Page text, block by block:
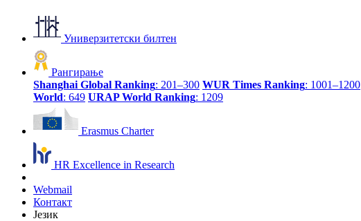
Универзитетски билтен
Рангирање
Shanghai Global Ranking: 201–300 WUR Times Ranking: 1001–1200
World: 649 URAP World Ranking: 1209
Erasmus Charter
HR Excellence in Research
Webmail
Контакт
Језик